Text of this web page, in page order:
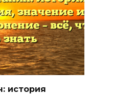
история